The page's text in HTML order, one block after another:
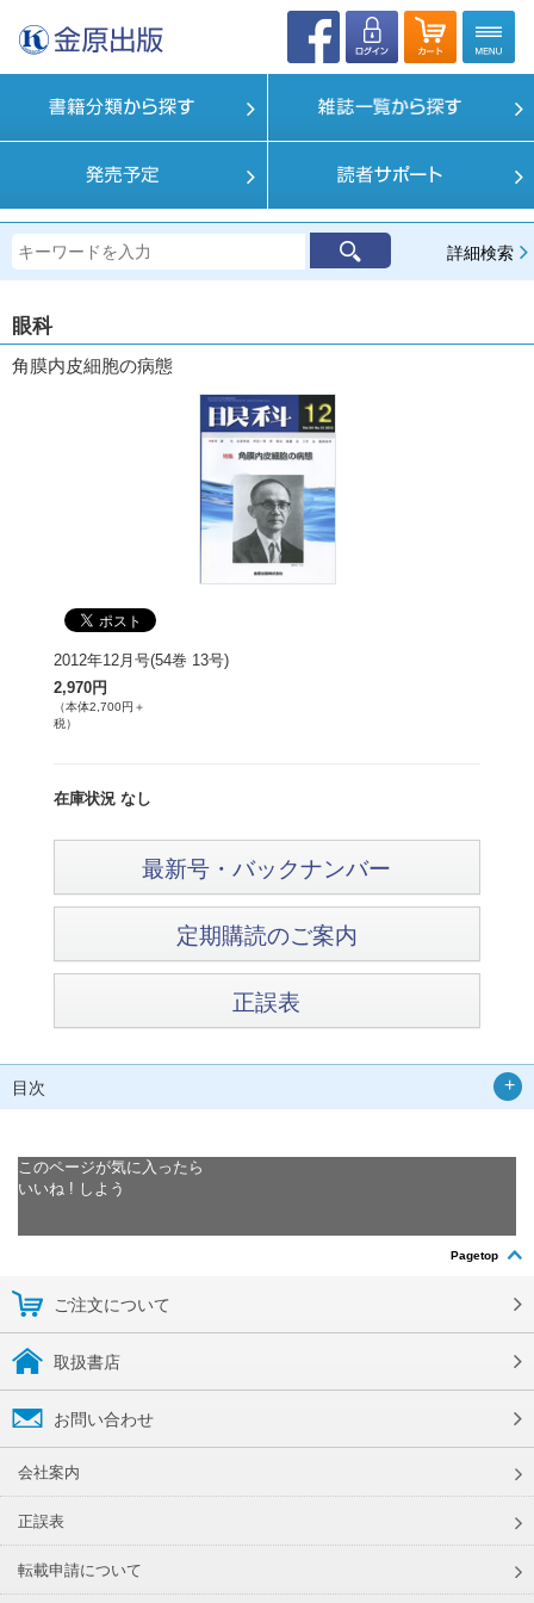
詳細検索
眼科
角膜内皮細胞の病態
2012年12月号(54巻 13号)
2,970円
（本体2,700円＋
税）
在庫状況 なし
最新号・バックナンバー
定期購読のご案内
正誤表
目次
このページが気に入ったら
いいね ! しよう
Pagetop
ご注文について
取扱書店
お問い合わせ
会社案内
正誤表
転載申請について